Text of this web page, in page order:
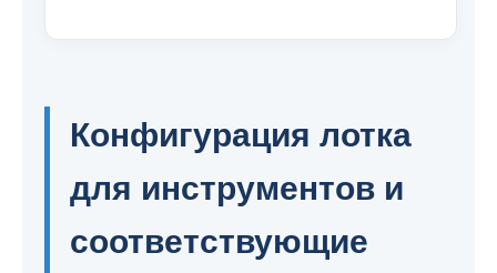
Конфигурация лотка
для инструментов и
соответствующие